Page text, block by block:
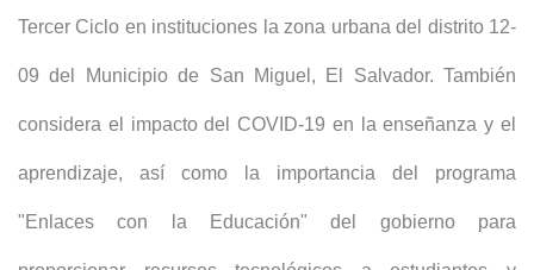
Tercer Ciclo en instituciones la zona urbana del distrito 12-
09 del Municipio de San Miguel, El Salvador. También
considera el impacto del COVID-19 en la enseñanza y el
aprendizaje, así como la importancia del programa
"Enlaces con la Educación" del gobierno para